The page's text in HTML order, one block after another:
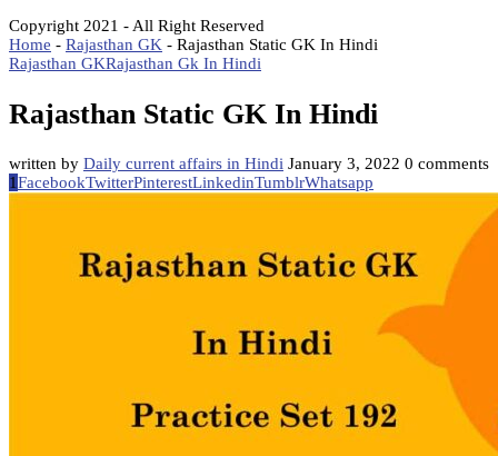
Copyright 2021 - All Right Reserved
Home - Rajasthan GK - Rajasthan Static GK In Hindi
Rajasthan GKRajasthan Gk In Hindi
Rajasthan Static GK In Hindi
written by Daily current affairs in Hindi January 3, 2022 0 comments
1FacebookTwitterPinterestLinkedinTumblrWhatsapp